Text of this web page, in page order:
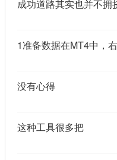
没有心得
这种工具很多把